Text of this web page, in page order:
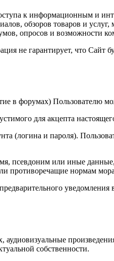
к информационным и
обзоров товаров и
опросов и возможности
не гарантирует, что Сайт
в форумах) Пользователю
для акцепта
(логина и пароля).
псевдоним или иные
противоречащие нормам
собственности.